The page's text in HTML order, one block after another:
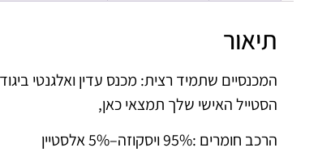
תיאור
המכנסיים שתמיד רצית: מכנס עדין ואלגנטי
הסטייל האישי שלך תמצאי כאן,
הרכב חומרים :95% ויסקוזה–5% אלסטיין